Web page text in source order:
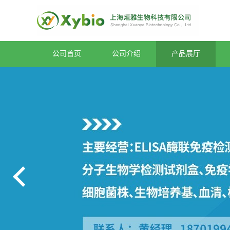
公司首页 公司介绍 产品展厅